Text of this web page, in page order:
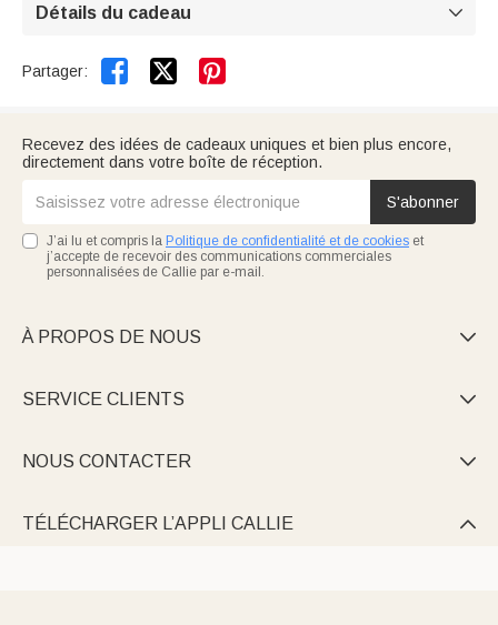
Détails du cadeau 
Partager:  
Recevez des idées de cadeaux uniques et bien plus encore,
directement dans votre boîte de réception.
S'abonner
J’ai lu et compris la Politique de confidentialité et de cookies et
j’accepte de recevoir des communications commerciales
personnalisées de Callie par e-mail.
À PROPOS DE NOUS 
SERVICE CLIENTS 
NOUS CONTACTER 
TÉLÉCHARGER L’APPLI CALLIE 